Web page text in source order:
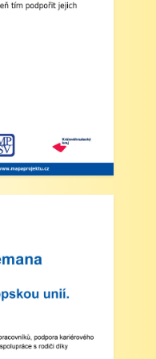
hodin.
zástupci
zapojeni,
z Úřadu práce o
Tito zákonní
kontaktováni
Ing. Ivo